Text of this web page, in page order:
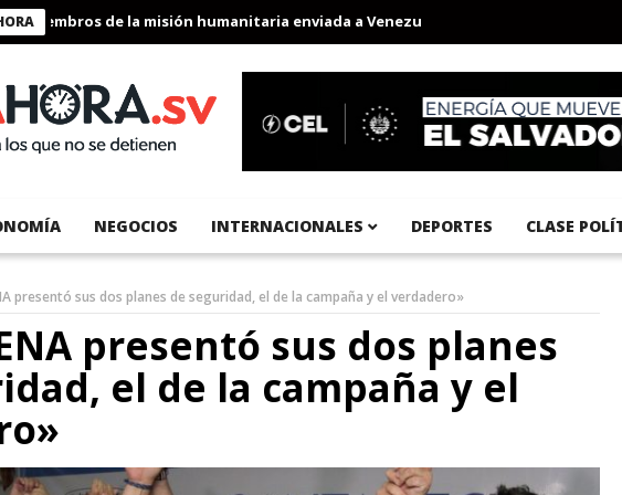
de la misión humanitaria enviada a Venezuela Aeropuerto
NEGOCIOS INTERNACIONALES DEPORTES CLASE
presentó sus dos planes de seguridad, el de la campaña y el verdadero»
presentó sus dos planes
el de la campaña y el